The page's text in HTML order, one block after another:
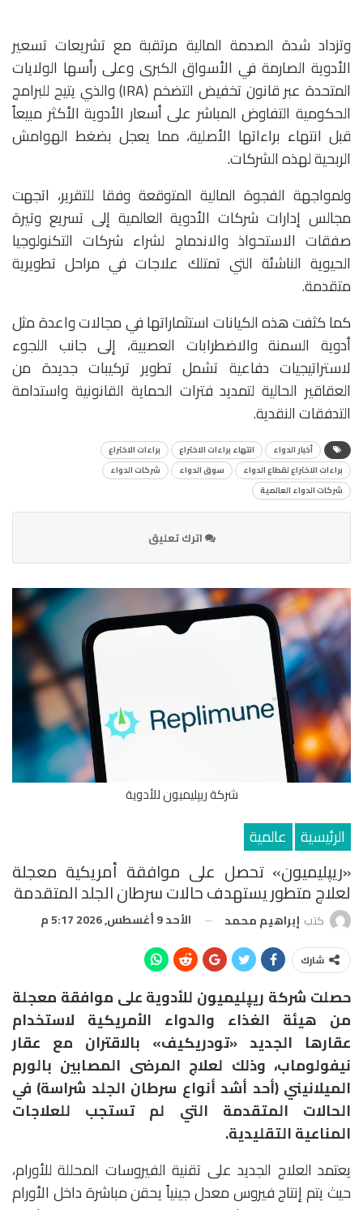
وتزداد شدة الصدمة المالية مرتقبة مع تشريعات تسعير
الأدوية الصارمة في الأسواق الكبرى وعلى رأسها الولايات
المتحدة عبر قانون تخفيض التضخم (IRA) والذي يتيح للبرامج
الحكومية التفاوض المباشر على أسعار الأدوية الأكثر مبيعاً
قبل انتهاء براءاتها الأصلية، مما يعجل بضغط الهوامش
الربحية لهذه الشركات.
ولمواجهة الفجوة المالية المتوقعة وفقا للتقرير، اتجهت
مجالس إدارات شركات الأدوية العالمية إلى تسريع وتيرة
صفقات الاستحواذ والاندماج لشراء شركات التكنولوجيا
الحيوية الناشئة التي تمتلك علاجات في مراحل تطويرية
متقدمة.
كما كثفت هذه الكيانات استثماراتها في مجالات واعدة مثل
أدوية السمنة والاضطرابات العصبية، إلى جانب اللجوء
لاستراتيجيات دفاعية تشمل تطوير تركيبات جديدة من
العقاقير الحالية لتمديد فترات الحماية القانونية واستدامة
التدفقات النقدية.
أخبار الدواء انتهاء براءات الاختراع
براءات الاختراع
براءات الاختراع لقطاع الدواء
سوق الدواء
شركات الدواء
شركات الدواء العالمية
اترك تعليق
شركة ريپليميون للأدوية
الرئيسية عالمية
«ريپليميون» تحصل على موافقة أمريكية معجلة
لعلاج متطور يستهدف حالات سرطان الجلد المتقدمة
كتب إبراهيم محمد الأحد 9 أغسطس, 2026 5:17 م
شارك
حصلت شركة ريپليميون للأدوية على موافقة معجلة
من هيئة الغذاء والدواء الأمريكية لاستخدام
عقارها الجديد «تودريكيف» بالاقتران مع عقار
نيفولوماب، وذلك لعلاج المرضى المصابين بالورم
الميلانيني (أحد أشد أنواع سرطان الجلد شراسة) في
الحالات المتقدمة التي لم تستجب للعلاجات
المناعية التقليدية.
يعتمد العلاج الجديد على تقنية الفيروسات المحللة للأورام،
حيث يتم إنتاج فيروس معدل جينياً يحقن مباشرة داخل الأورام